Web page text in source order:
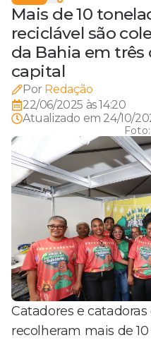
Bahia em três dias de
na capital
Mais de 10
reciclável são
da Bahia em três
capital
Por Redação
22/06/2025 às 14:20
Atualizado em 24/10/
Foto:
Catadores e
recolheram mais de